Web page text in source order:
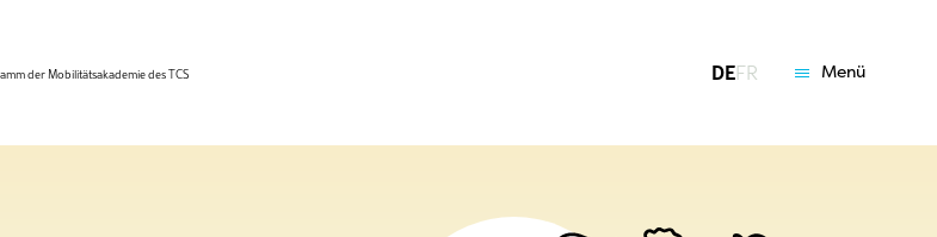
DEFR Menü
der Mobilitätsakademie des TCS